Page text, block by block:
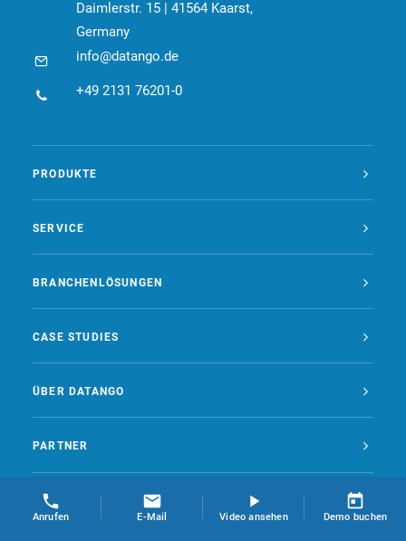
Daimlerstr. 15 | 41564 Kaarst,
Germany
info@datango.de
+49 2131 76201-0
PRODUKTE
SERVICE
BRANCHENLÖSUNGEN
CASE STUDIES
ÜBER DATANGO
PARTNER
Kontakt Datenschutz als Datei Datenschutz Website
Anrufen E-Mail Video ansehen Demo buchen